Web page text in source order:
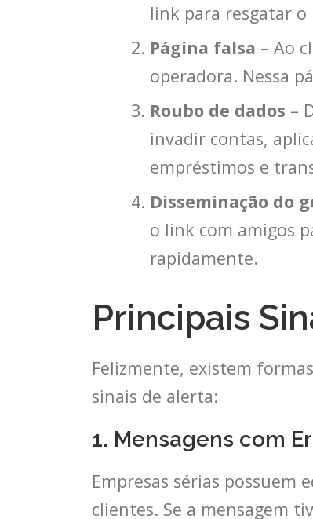
link para resgatar o
Página falsa – Ao
operadora. Nessa
Roubo de dados –
invadir contas,
empréstimos e
Disseminação do
o link com amigos
rapidamente.
Principais
Felizmente, existem
sinais de alerta:
1. Mensagens com
Empresas sérias possuem
clientes. Se a mensagem